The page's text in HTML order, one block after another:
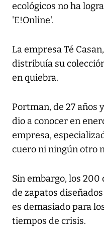
ecológicos no ha
'E!Online'.
La empresa Té
distribuía su
en quiebra.
Portman, de 27 años
dio a conocer en
empresa,
cuero ni ningún otro
Sin embargo, los
de zapatos
es demasiado para
tiempos de crisis.